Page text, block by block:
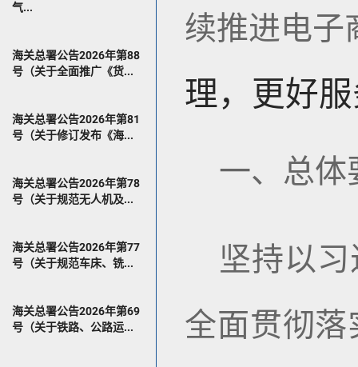
气...
海关总署公告2026年第88
号（关于全面推广《货...
海关总署公告2026年第81
号（关于修订发布《海...
海关总署公告2026年第78
号（关于规范无人机及...
海关总署公告2026年第77
号（关于规范车床、铣...
海关总署公告2026年第69
号（关于铁路、公路运...
续推进电子
理 ，更好
一、总体
坚持以
全面贯彻